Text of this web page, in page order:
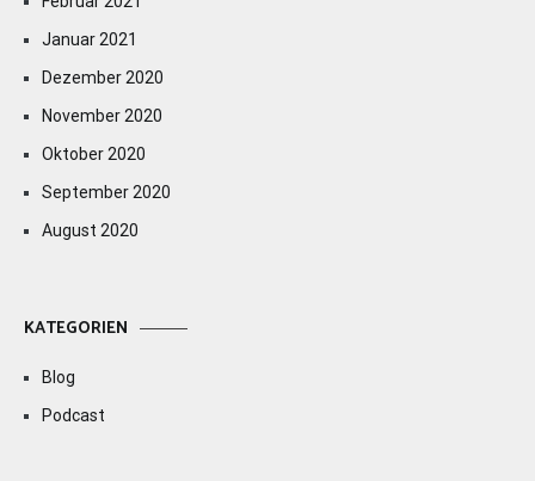
Januar 2021
Dezember 2020
November 2020
Oktober 2020
September 2020
August 2020
KATEGORIEN
Blog
Podcast